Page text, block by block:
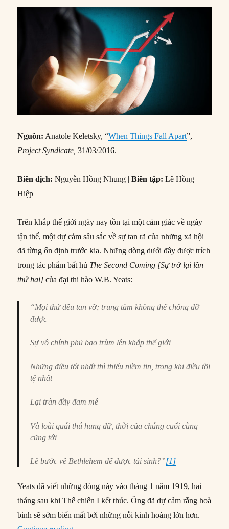
Nguồn: Anatole Keletsky, “When Things Fall Apart”,
Project Syndicate,31/03/2016.
Biên dịch: Nguyễn Hồng Nhung |Biên tập: Lê Hồng
Hiệp
Trên khắp thế giới ngày nay tồn tại một cảm giác về ngày
tận thế, một dự cảm sâu sắc về sự tan rã của những xã hội
đã từng ổn định trước kia. Những dòng dưới đây được trích
trong tác phẩm bất hủ The Second Coming [Sự trở lại lần
thứ hai] của đại thi hào W.B. Yeats:
“Mọi thứ đều tan vỡ; trung tâm không thể chống đỡ
được
Sự vô chính phủ bao trùm lên khắp thế giới
Những điều tốt nhất thì thiếu niềm tin, trong khi điều tồi
tệ nhất
Lại tràn đầy đam mê
Và loài quái thú hung dữ, thời của chúng cuối cùng
cũng tới
Lê bước về Bethlehem để được tái sinh?”[1]
Yeats đã viết những dòng này vào tháng 1 năm 1919, hai
tháng sau khi Thế chiến I kết thúc. Ông đã dự cảm rằng hoà
bình sẽ sớm biến mất bởi những nỗi kinh hoàng lớn hơn.